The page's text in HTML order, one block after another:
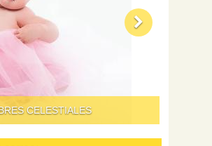
CELESTIALES